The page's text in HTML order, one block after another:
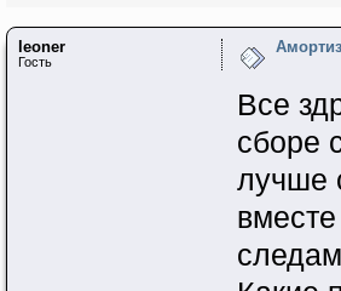
leoner
Гость
Все
сборе
лучше